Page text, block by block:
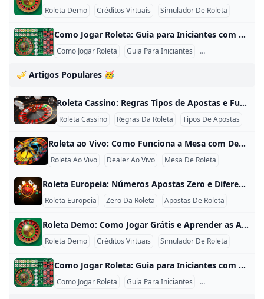
Roleta Demo Créditos Virtuais Simulador De Roleta
Como Jogar Roleta: Guia para Iniciantes com Regras e Apostas Como Jogar Roleta: Guia para Iniciantes com Regras e Apostas Aprender como jogar roleta começa pela identificação da versão da roda e pela leitura do painel. O objetivo é escolher uma posição antes do encerramento das apostas e verificar se o número vencedor está incluído na cobertura. Nenhum sistema garante resultados. As regras ajudam a interpretar a mesa, mas não permitem prever onde a bola parará. Passo 1: identifique a versão da roda Observe quantas casas verdes existem:
Como Jogar Roleta Guia Para Iniciantes Regras Da Roleta
🎺 Artigos Populares 🥳
Roleta Cassino: Regras Tipos de Apostas e Funcionamento da Mesa Roleta Cassino: Regras, Tipos de Apostas e Funcionamento da Mesa A roleta cassino é um jogo de mesa baseado em uma roda numerada, uma bola e um painel de apostas. Antes de cada rodada, os participantes escolhem números, cores ou grupos de números. Depois que o período de apostas termina, a bola é lançada e o resultado corresponde à casa em que ela para. Apesar da aparência simples, a roleta possui diferentes categorias de apostas, versões de roda e regras específicas.
Roleta Cassino Regras Da Roleta Tipos De Apostas
Roleta ao Vivo: Como Funciona a Mesa com Dealer e Transmissão Roleta ao Vivo: Como Funciona a Mesa com Dealer e Transmissão A roleta ao vivo combina uma mesa física transmitida por vídeo com uma interface digital para posicionar fichas. Um dealer conduz as rodadas, anuncia o encerramento das apostas e confirma o número em que a bola parou. A transmissão aproxima a experiência de uma mesa presencial, mas as regras matemáticas continuam associadas à versão da roda utilizada. Como funciona uma rodada ao vivo?
Roleta Ao Vivo Dealer Ao Vivo Mesa De Roleta
Roleta Europeia: Números Apostas Zero e Diferenças da Roda Roleta Europeia: Números, Apostas, Zero e Diferenças da Roda A roleta europeia utiliza uma roda com 37 casas: os números de 1 a 36 e um único zero. Essa estrutura é uma das principais diferenças em relação à versão americana, que acrescenta o duplo zero. Compreender a distribuição dos números e o funcionamento do zero é essencial para interpretar probabilidades e pagamentos. Como é formada a roda europeia? A roda possui:
Roleta Europeia Zero Da Roleta Apostas De Roleta
Roleta Demo: Como Jogar Grátis e Aprender as Apostas Roleta Demo: Como Jogar Grátis e Aprender as Apostas A roleta demo permite testar uma mesa com créditos virtuais. Ela é indicada para aprender a posição dos números, conhecer os tipos de apostas e entender o fluxo de uma rodada antes de utilizar qualquer saldo financeiro. Os créditos exibidos no modo gratuito não possuem valor de retirada e não podem ser convertidos em dinheiro. O que pode ser aprendido na roleta demo?
Roleta Demo Créditos Virtuais Simulador De Roleta
Como Jogar Roleta: Guia para Iniciantes com Regras e Apostas Como Jogar Roleta: Guia para Iniciantes com Regras e Apostas Aprender como jogar roleta começa pela identificação da versão da roda e pela leitura do painel. O objetivo é escolher uma posição antes do encerramento das apostas e verificar se o número vencedor está incluído na cobertura. Nenhum sistema garante resultados. As regras ajudam a interpretar a mesa, mas não permitem prever onde a bola parará. Passo 1: identifique a versão da roda Observe quantas casas verdes existem:
Como Jogar Roleta Guia Para Iniciantes Regras Da Roleta